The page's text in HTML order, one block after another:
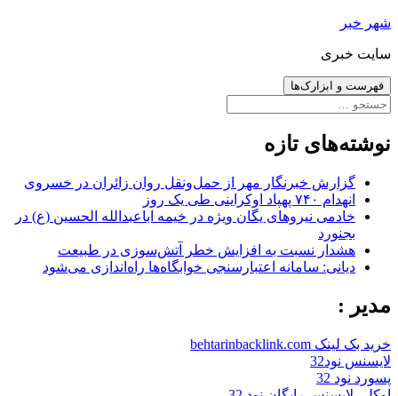
رفتن
نوشته‌ها
شهر خبر
سایت خبری
فهرست و ابزارک‌ها
جستجو
نوشته‌های تازه
گزارش خبرنگار مهر از حمل‌ونقل روان زائران در خسروی
انهدام ۷۴۰ پهپاد اوکراینی طی یک روز
خادمی نیروهای یگان ویژه در خیمه اباعبدالله الحسین (ع) در
بجنورد
هشدار نسبت به افزایش خطر آتش‌سوزی در طبیعت
دیانی: سامانه اعتبارسنجی خوابگاه‌ها راه‌اندازی می‌شود
مدیر :
خرید بک لینک behtarinbacklink.com
لایسنس نود32
پسورد نود 32